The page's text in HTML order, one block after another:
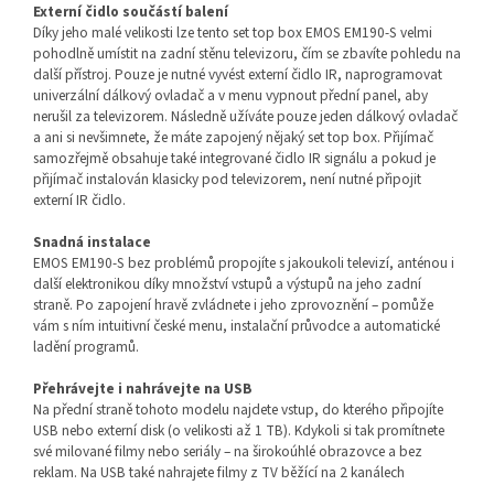
Externí čidlo součástí balení
Díky jeho malé velikosti lze tento set top box EMOS EM190-S velmi
pohodlně umístit na zadní stěnu televizoru, čím se zbavíte pohledu na
další přístroj. Pouze je nutné vyvést externí čidlo IR, naprogramovat
univerzální dálkový ovladač a v menu vypnout přední panel, aby
nerušil za televizorem. Následně užíváte pouze jeden dálkový ovladač
a ani si nevšimnete, že máte zapojený nějaký set top box. Přijímač
samozřejmě obsahuje také integrované čidlo IR signálu a pokud je
přijímač instalován klasicky pod televizorem, není nutné připojit
externí IR čidlo.
Snadná instalace
EMOS EM190-S bez problémů propojíte s jakoukoli televizí, anténou i
další elektronikou díky množství vstupů a výstupů na jeho zadní
straně. Po zapojení hravě zvládnete i jeho zprovoznění – pomůže
vám s ním intuitivní české menu, instalační průvodce a automatické
ladění programů.
Přehrávejte i nahrávejte na USB
Na přední straně tohoto modelu najdete vstup, do kterého připojíte
USB nebo externí disk (o velikosti až 1 TB). Kdykoli si tak promítnete
své milované filmy nebo seriály – na širokoúhlé obrazovce a bez
reklam. Na USB také nahrajete filmy z TV běžící na 2 kanálech